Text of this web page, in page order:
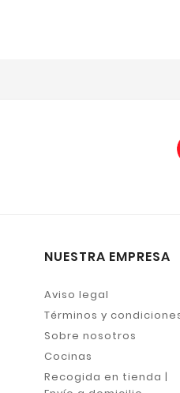
NUESTRA EMPRESA
Aviso legal
Términos y
Sobre nosotros
Cocinas
Recogida en tienda |